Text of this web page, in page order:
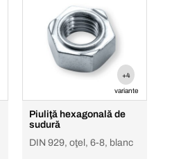
+4
variante
Piuliţă hexagonală de
sudură
DIN 929, oţel, 6-8, blanc